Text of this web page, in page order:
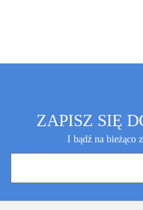
ZAPISZ SIĘ
I bądź na bieżąco